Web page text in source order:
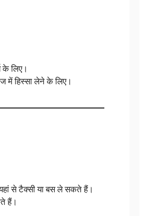
के लिए।
में हिस्सा लेने के लिए।
से टैक्सी या बस ले सकते हैं।
हैं।